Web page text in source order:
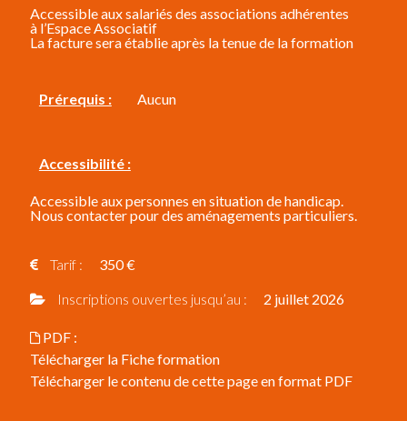
Accessible aux salariés des associations adhérentes
à l’Espace Associatif
La facture sera établie après la tenue de la formation
Prérequis : Aucun
Accessibilité :
Accessible aux personnes en situation de handicap.
Nous contacter pour des aménagements particuliers.
Tarif : 350 €
Inscriptions ouvertes jusqu’au : 2 juillet 2026
PDF :
Télécharger la Fiche formation
Télécharger le contenu de cette page en format PDF